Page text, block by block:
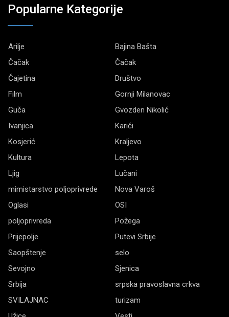
Popularne Kategorije
Arilje
Bajina Bašta
Čačak
Čačak
Čajetina
Društvo
Film
Gornji Milanovac
Guča
Gvozden Nikolić
Ivanjica
Karići
Kosjerić
Kraljevo
Kultura
Lepota
Ljig
Lučani
mimistarstvo poljoprivrede
Nova Varoš
Oglasi
OSI
poljoprivreda
Požega
Prijepolje
Putevi Srbije
Saopštenje
selo
Sevojno
Sjenica
Srbija
srpska pravoslavna crkva
SVILAJNAC
turizam